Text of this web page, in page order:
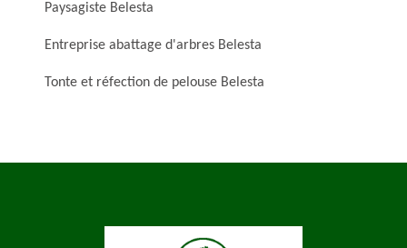
Paysagiste Belesta
Entreprise abattage d'arbres Belesta
Tonte et réfection de pelouse Belesta